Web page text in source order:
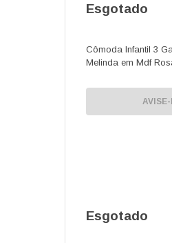
Esgotado
Cômoda Infantil 3
Melinda em Mdf
Esgotado